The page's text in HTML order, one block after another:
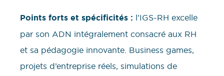
Points forts et spécificités : l’IGS-RH excelle
par son ADN intégralement consacré aux RH
et sa pédagogie innovante. Business games,
projets d’entreprise réels, simulations de